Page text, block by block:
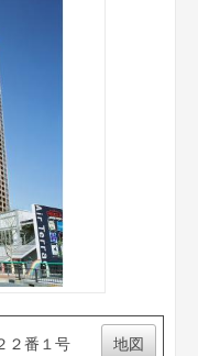
２番１号 地図